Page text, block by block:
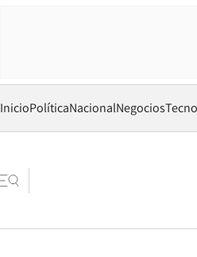
InicioPolíticaNacionalNegocios